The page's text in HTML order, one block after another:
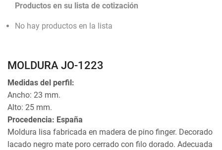
Productos en su lista de cotización
No hay productos en la lista
MOLDURA JO-1223
Medidas del perfil:
Ancho: 23 mm.
Alto: 25 mm.
Procedencia: España
Moldura lisa fabricada en madera de pino finger. Decorado
lacado negro mate poro cerrado con filo dorado. Adecuada